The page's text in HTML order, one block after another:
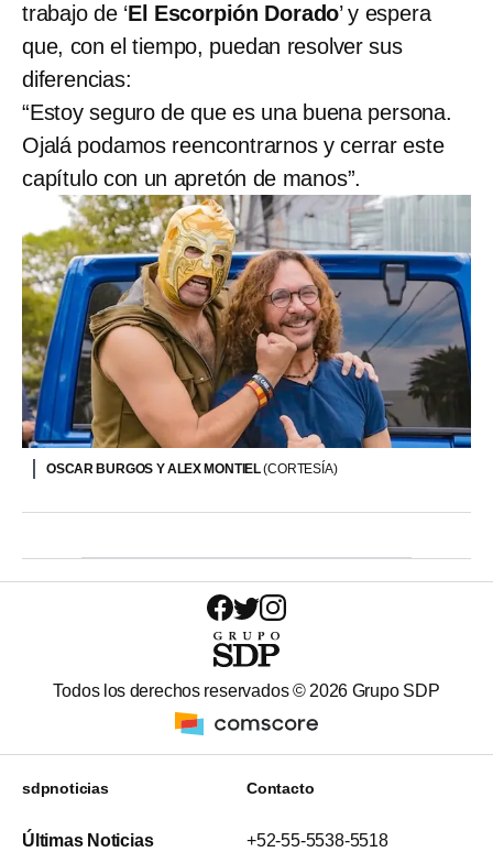
trabajo de ‘El Escorpión Dorado’ y espera
que, con el tiempo, puedan resolver sus
diferencias:
“Estoy seguro de que es una buena persona.
Ojalá podamos reencontrarnos y cerrar este
capítulo con un apretón de manos”.
OSCAR BURGOS Y ALEX MONTIEL(CORTESÍA)
Todos los derechos reservados © 2026 Grupo SDP
sdpnoticias
Últimas Noticias
Contacto
+52-55-5538-5518